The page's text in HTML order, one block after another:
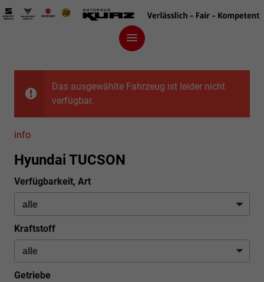
Das ausgewählte Fahrzeug ist leider nicht
verfügbar.
info
Hyundai TUCSON
Verfügbarkeit, Art
Kraftstoff
Getriebe